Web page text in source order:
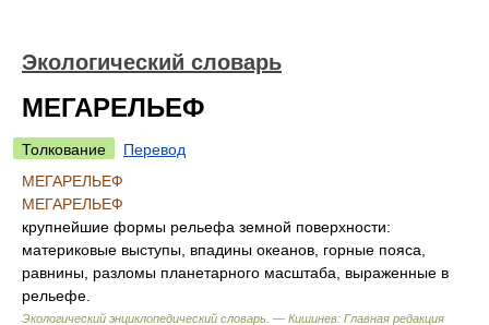
Экологический словарь
МЕГАРЕЛЬЕФ
Толкование
Перевод
МЕГАРЕЛЬЕФ
МЕГАРЕЛЬЕФ
крупнейшие формы рельефа земной поверхности:
материковые выступы, впадины океанов, горные пояса,
равнины, разломы планетарного масштаба, выраженные в
рельефе.
Экологический энциклопедический словарь. — Кишинев: Главная редакция